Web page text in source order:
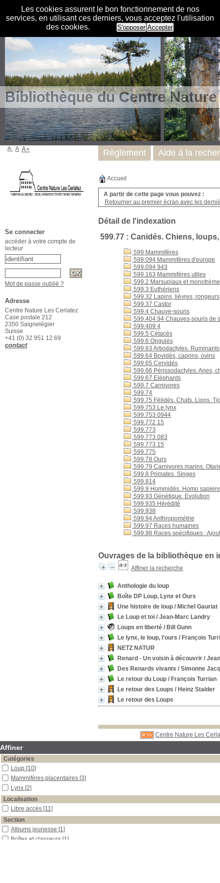
Les cookies assurent le bon fonctionnement de nos
services, en utilisant ces derniers, vous acceptez l'utilisation
des cookies.
S'opposer Accepter
Bibliothèque du Centre
Accueil
A partir de cette page vous pouvez :
Retourner au premier écran avec les
Détail de l'indexation
599.77 : Canidés. Chiens,
599 Mammifères
599.094 Mammifères d'europe
599.094 943
599.163 Mammifères utiles
599.2 Marsupiaux et
599.3 Euthériens
599.32 Lapins, lièvres,
599.37 Castor
599.4 Chauve-souris
599.404 94 Chauves-souris de
599.409 4
599.5 Cétacés
599.6 Ongulés
599.63 Artiodactyles. Ruminants
599.64 Bovidés, caprins, ovins
599.65 Cervidés
599.66 Périssodactyles. Anes,
599.67 Eléphants
599.7 Carnivores
599.74
599.75 Félidés. Chats. Lions.
599.753 Le lynx
599.753 0944
599.772 15
599.773
599.773 083
599.773 15
599.775
599.78 Ours
599.79 Carnivores marins.
599.8 Primates. Singes
599.814
599.9 Hominidés. Homo
599.93 Génétique. Evolution
599.935 Hérédité
599.938
599.94 Anthropométrie
599.97 Races humaines
599.98 Races spécifiques :
Ouvrages de la bibliothèque en
Affiner la recherche
Anthologie du loup
Boîte DP Loup, Lynx et Ours
Une histoire de loup / Michel Gauriat
Le Loup et toi / Jean-Marc Landry
Loups en liberté / Bill Gunn
Le lynx, le loup, l'ours / François
NETZ NATUR
Renard - Un voisin à découvrir /
Des Renards vivants / Simonne
Le retour du Loup / François Turrian
Le retour des Loups / Heinz Stalder
Le retour des Loups
Centre Nature Les
Règlement Aide à la
A- A A+
Se connecter
accéder à votre compte de
lecteur
Mot de passe oublié ?
Adresse
Centre Nature Les Cerlatez
Case postale 212
2350 Saignelégier
Suisse
+41 (0) 32 951 12 69
contact
Affiner
Catégories
Loup [10]
Mammifères placentaires [3]
Lynx [2]
Localisation
Libre accès [11]
Section
Albums jeunesse [1]
Boîtes et classeurs [1]